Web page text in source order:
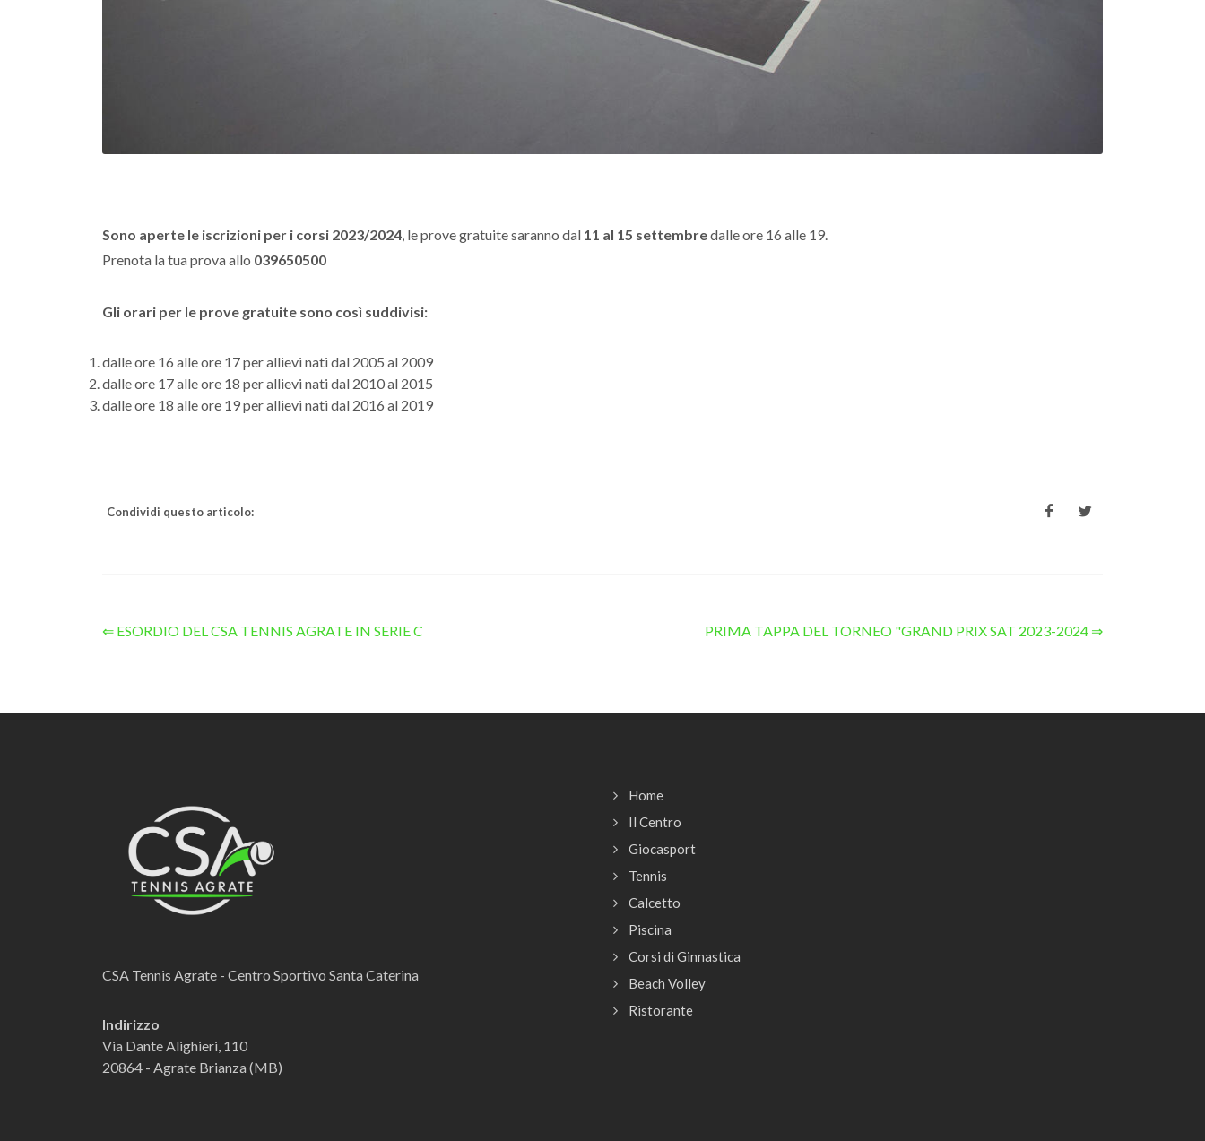
Sono aperte le iscrizioni per i corsi 2023/2024 , le prove gratuite saranno dal 11 al 15 settembredalle ore 16 alle 19.
Prenota la tua prova allo 039650500
Gli orari per le prove gratuite sono così suddivisi:
dalle ore 16 alle ore 17 per allievi nati dal 2005 al 2009
dalle ore 17 alle ore 18 per allievi nati dal 2010 al 2015
dalle ore 18 alle ore 19 per allievi nati dal 2016 al 2019
Condividi questo articolo:
⇐ ESORDIO DEL CSA TENNIS AGRATE IN SERIE C PRIMA TAPPA DEL TORNEO "GRAND PRIX SAT 2023-2024 ⇒
CSA Tennis Agrate - Centro Sportivo Santa Caterina
Indirizzo
Via Dante Alighieri, 110
20864 - Agrate Brianza (MB)
Home
Il Centro
Giocasport
Tennis
Calcetto
Piscina
Corsi di Ginnastica
Beach Volley
Ristorante